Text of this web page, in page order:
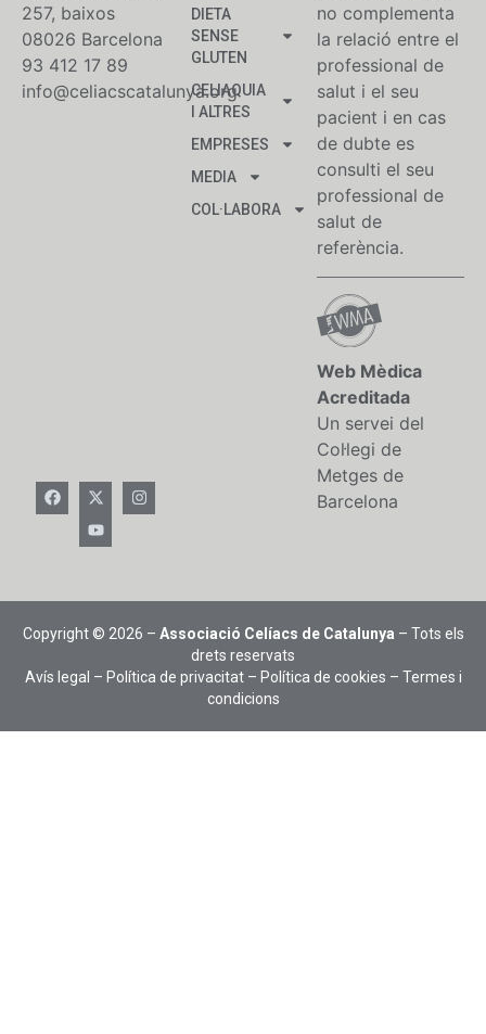
257, baixos
08026 Barcelona
93 412 17 89
info@celiacscatalunya.org
DIETA
SENSE
GLUTEN
CELIAQUIA
I ALTRES
EMPRESES
MEDIA
COL·LABORA
no complementa
la relació entre el
professional de
salut i el seu
pacient i en cas
de dubte es
consulti el seu
professional de
salut de
referència.
Web Mèdica
Acreditada
Un servei del
Col·legi de
Metges de
Barcelona
Copyright © 2026 – Associació Celíacs de Catalunya – Tots els
drets reservats
Avís legal – Política de privacitat– Política de cookies – Termes i
condicions